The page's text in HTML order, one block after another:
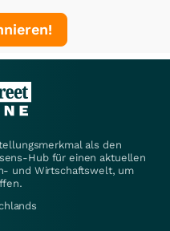
als den
Hub für einen aktuellen
und Wirtschaftswelt, um